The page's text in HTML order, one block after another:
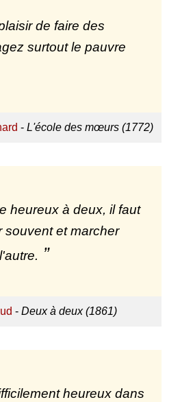
de faire des
surtout le pauvre
- L'école des mœurs (1772)
heureux à deux, il faut
souvent et marcher
- Deux à deux (1861)
heureux dans